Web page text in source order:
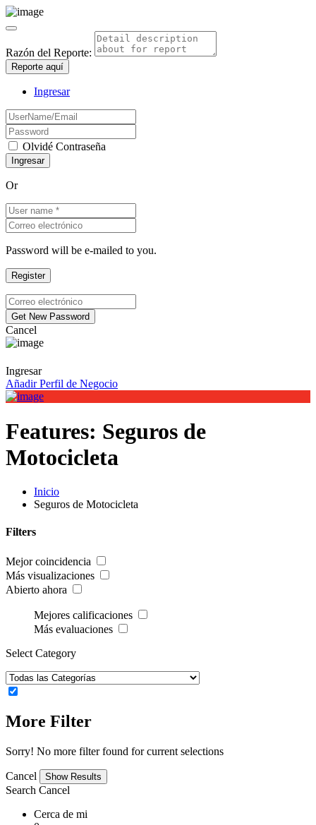
Razón del Reporte:
Reporte aquí
Ingresar
Olvidé Contraseña
Or
Password will be e-mailed to you.
Cancel
Ingresar
Añadir Perfil de Negocio
Features: Seguros de
Motocicleta
Inicio
Seguros de Motocicleta
Filters
Mejor coincidencia
Más visualizaciones
Abierto ahora
Mejores calificaciones
Más evaluaciones
Select Category
More Filter
Sorry! No more filter found for current selections
Cancel
Search Cancel
Cerca de mi